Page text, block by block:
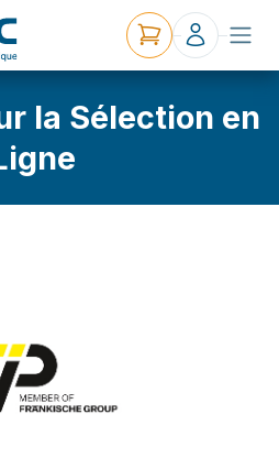
la Sélection en